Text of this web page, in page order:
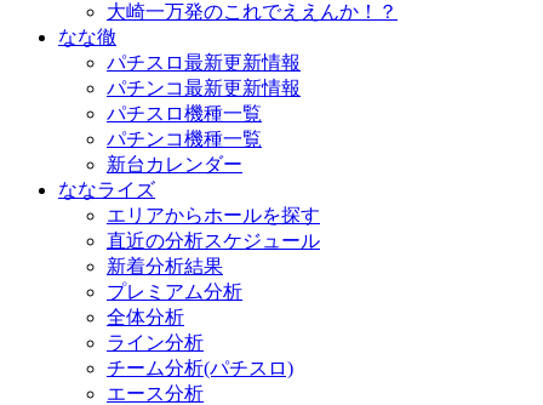
大崎一万発のこれでええんか！？
なな徹
パチスロ最新更新情報
パチンコ最新更新情報
パチスロ機種一覧
パチンコ機種一覧
新台カレンダー
ななライズ
エリアからホールを探す
直近の分析スケジュール
新着分析結果
プレミアム分析
全体分析
ライン分析
チーム分析(パチスロ)
エース分析